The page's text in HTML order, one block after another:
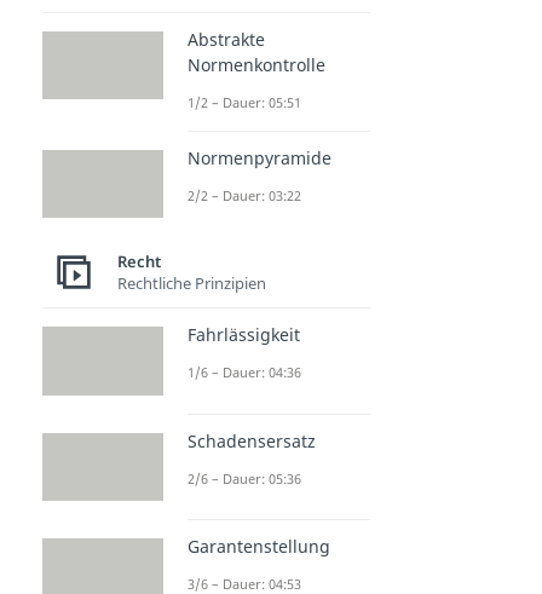
Abstrakte
Normenkontrolle
1/2 – Dauer: 05:51
Normenpyramide
2/2 – Dauer: 03:22
Recht
Rechtliche Prinzipien
Fahrlässigkeit
1/6 – Dauer: 04:36
Schadensersatz
2/6 – Dauer: 05:36
Garantenstellung
3/6 – Dauer: 04:53